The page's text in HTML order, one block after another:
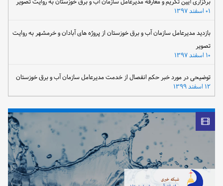
بازدید مدیرعامل سازمان آب و برق خوزستان از پروژه های آبادان و خرمشهر به روایت
تصویر
توضیحی در مورد خبر حکم انفصال از خدمت مدیرعامل سازمان آب و برق خوزستان
۱۲ اسفند ۱۳۹۹